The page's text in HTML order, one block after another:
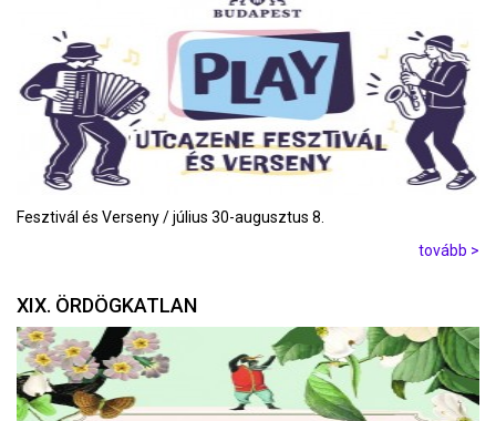
Fesztivál és Verseny / július 30-augusztus 8.
tovább >
XIX. ÖRDÖGKATLAN